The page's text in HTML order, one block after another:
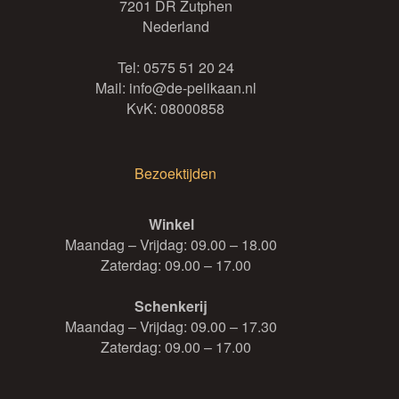
7201 DR Zutphen
Nederland
Tel: 0575 51 20 24
Mail: info@de-pelikaan.nl
KvK: 08000858
Bezoektijden
Winkel
Maandag – Vrijdag: 09.00 – 18.00
Zaterdag: 09.00 – 17.00
Schenkerij
Maandag – Vrijdag: 09.00 – 17.30
Zaterdag: 09.00 – 17.00